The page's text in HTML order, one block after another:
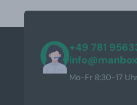
+49 781
Mo-Fr 8:30-17